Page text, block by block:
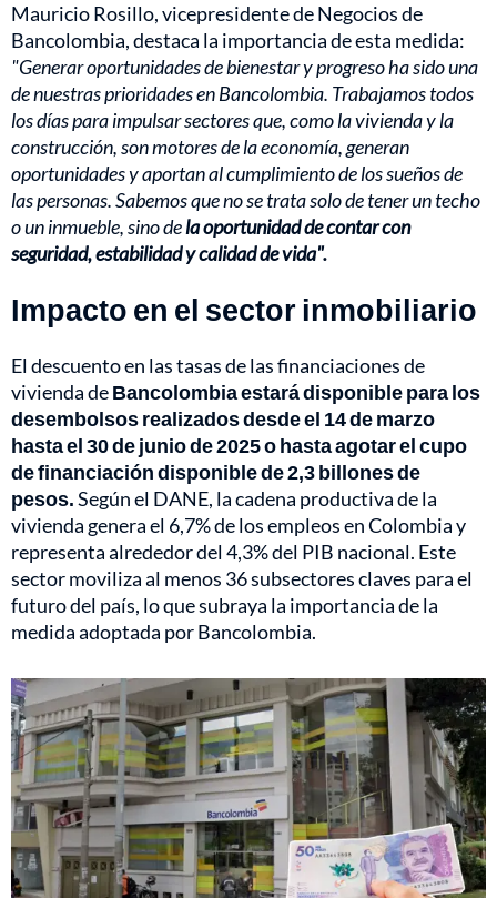
Mauricio Rosillo, vicepresidente de Negocios de
Bancolombia, destaca la importancia de esta medida:
"Generar oportunidades de bienestar y progreso ha sido una
de nuestras prioridades en Bancolombia. Trabajamos todos
los días para impulsar sectores que, como la vivienda y la
construcción, son motores de la economía, generan
oportunidades y aportan al cumplimiento de los sueños de
las personas. Sabemos que no se trata solo de tener un techo
o un inmueble, sino dela oportunidad de contar con
seguridad, estabilidad y calidad de vida".
Impacto en el sector inmobiliario
El descuento en las tasas de las financiaciones de
vivienda deBancolombia estará disponible para los
desembolsos realizados desde el 14 de marzo
hasta el 30 de junio de 2025 o hasta agotar el cupo
de financiación disponible de 2,3 billones de
pesos.Según el DANE, la cadena productiva de la
vivienda genera el 6,7% de los empleos en Colombia y
representa alrededor del 4,3% del PIB nacional. Este
sector moviliza al menos 36 subsectores claves para el
futuro del país, lo que subraya la importancia de la
medida adoptada por Bancolombia.